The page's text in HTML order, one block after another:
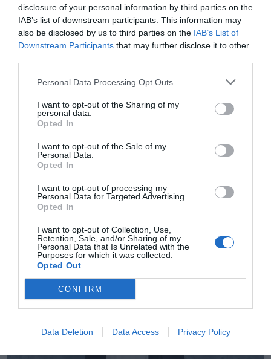
disclosure of your personal information by third parties on the
IAB’s list of downstream participants. This information may
also be disclosed by us to third parties on the IAB’s List of
Downstream Participants that may further disclose it to other
Personal Data Processing Opt Outs
I want to opt-out of the Sharing of my
personal data.
Opted In
I want to opt-out of the Sale of my
Personal Data.
Opted In
I want to opt-out of processing my
Personal Data for Targeted Advertising.
Opted In
I want to opt-out of Collection, Use,
Retention, Sale, and/or Sharing of my
Personal Data that Is Unrelated with the
Purposes for which it was collected.
Opted Out
CONFIRM
Data Deletion Data Access Privacy Policy
2Playbook
El Atlético de Madrid firma a Iryo como
patrocinador oficial hasta 2025